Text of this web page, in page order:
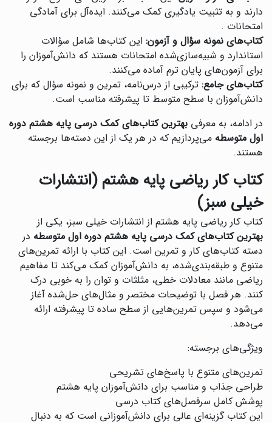
دارند و به تثبیت یادگیری کمک می‌کنند. ایده‌آل برای آمادگی
امتحانات .
کتاب‌های نمونه سؤال و آزمون: این کتاب‌ها شامل سؤالات
استاندارد و شبیه‌سازی‌شده امتحانات هستند که دانش‌آموزان را
برای آزمون‌های پایان ترم آماده می‌کنند.
کتاب‌های جامع: ترکیبی از درس‌نامه، تمرین و نمونه سؤال که برای
دانش‌آموزان با سطح متوسط تا پیشرفته مناسب است.
در ادامه، به معرفی بهترین کتاب‌های کمک درسی پایه هشتم دوره
اول متوسطه می‌پردازیم که در هر یک از این دسته‌ها برجسته
هستند.
کتاب کار ریاضی پایه هشتم (انتشارات
خیلی سبز)
کتاب کار ریاضی پایه هشتم از انتشارات خیلی سبز، یکی از
بهترین کتاب‌های کمک درسی پایه هشتم دوره اول متوسطه در
دسته کتاب‌های کار و تمرین است. این کتاب با ارائه تمرین‌های
متنوع و طبقه‌بندی‌شده، به دانش‌آموزان کمک می‌کند تا مفاهیم
ریاضی مانند معادلات خطی، مثلثات و توان را به خوبی درک
کنند. هر فصل با توضیحات مختصر و مثال‌های حل‌شده آغاز
می‌شود و سپس تمرین‌هایی از سطح ساده تا پیشرفته ارائه
می‌دهد.
ویژگی‌های برجسته:
تمرین‌های متنوع با پاسخ‌های تشریحی
طراحی جذاب و مناسب برای دانش‌آموزان پایه هشتم
پوشش کامل سرفصل‌های کتاب درسی
این کتاب گزینه‌ای عالی برای دانش‌آموزانی است که به دنبال